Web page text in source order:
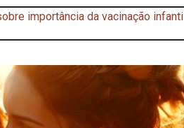
importância da vacinação infantil